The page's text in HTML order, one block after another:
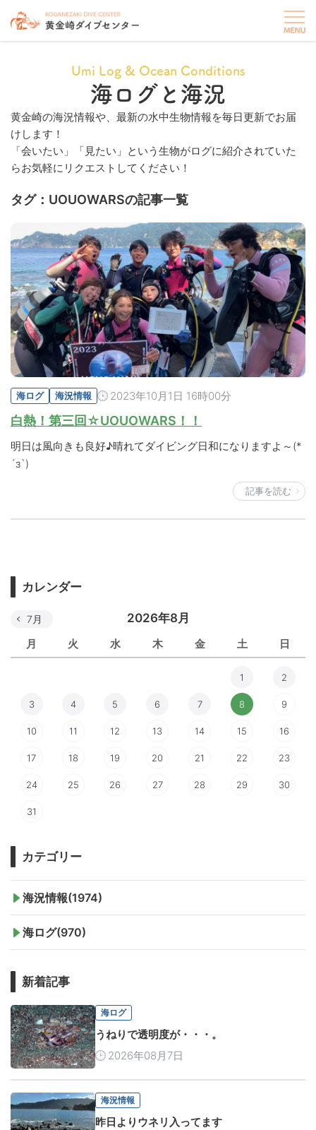
Umi Log & Ocean Conditions
海ログと海況
黄金崎の海況情報や、最新の水中生物情報を毎日更新でお届
けします！
「会いたい」「見たい」という生物がログに紹介されていた
らお気軽にリクエストしてください！
タグ：UOUOWARSの記事一覧
海ログ 海況情報 2023年10月1日 16時00分
白熱！第三回☆UOUOWARS！！
明日は風向きも良好♪晴れてダイビング日和になりますよ～(*
´з`)
記事を読む
カレンダー
2026年8月
月 火 水 木 金 土 日
7月
1 2
3 4 5 6 7 8 9
10 11 12 13 14 15 16
17 18 19 20 21 22 23
24 25 26 27 28 29 30
31
カテゴリー
海況情報(1974)
海ログ(970)
新着記事
海ログ
うねりで透明度が・・・。
2026年08月7日
海況情報
昨日よりウネリ入ってます